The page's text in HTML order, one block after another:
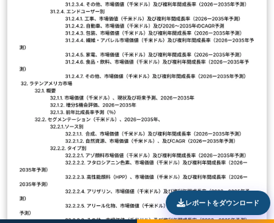
レポートをダウンロード